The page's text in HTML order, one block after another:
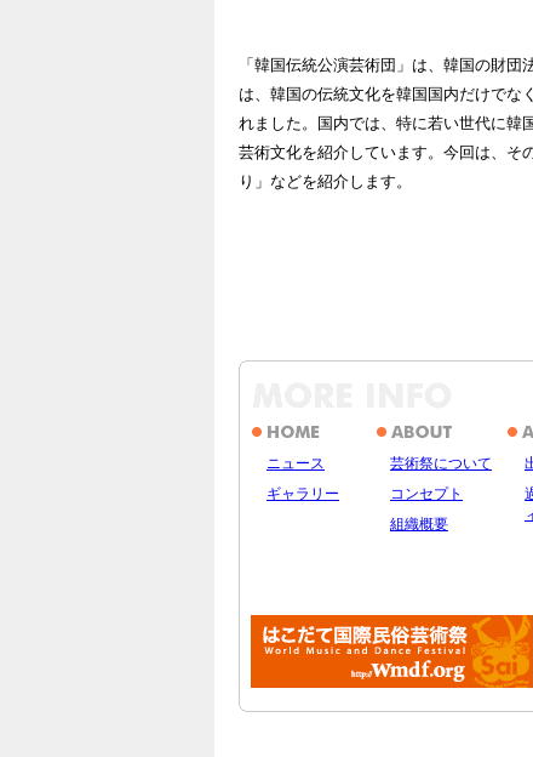
「韓国伝統公演芸術団」は、韓国の財
は、韓国の伝統文化を韓国国内だけでな
れました。国内では、特に若い世代に韓
芸術文化を紹介しています。今回は、そ
り」などを紹介します。
ニュース
ギャラリー
芸術祭について
コンセプト
組織概要